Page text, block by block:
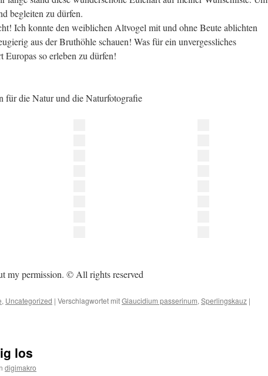
begleiten zu dürfen.
Ich konnte den weiblichen Altvogel mit und ohne Beute ablichten
aus der Bruthöhle schauen! Was für ein unvergessliches
so erleben zu dürfen!
für die Natur und die Naturfotografie
my permission. © All rights reserved
, Uncategorized | Verschlagwortet mitGlaucidium passerinum, Sperlingskauz |
los
digimakro